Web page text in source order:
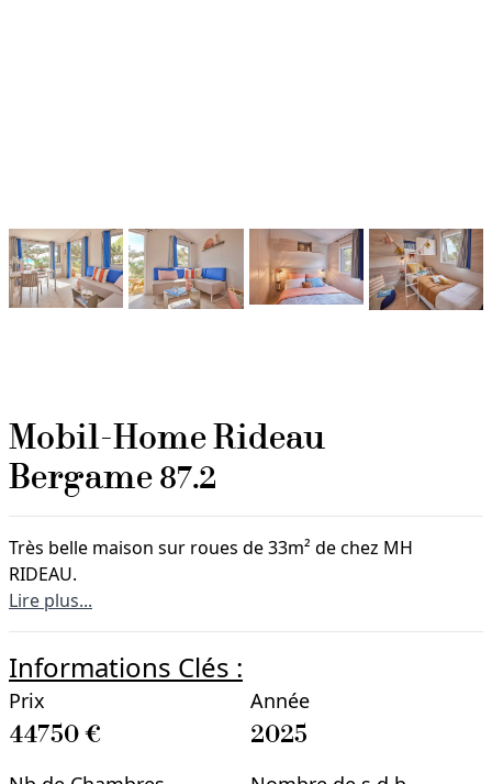
Mobil-HomeRideau
Bergame 87.2
Très belle maison sur roues de 33m² de chez MH
RIDEAU.
Lire plus...
Informations Clés :
Prix
44750€
Année
2025